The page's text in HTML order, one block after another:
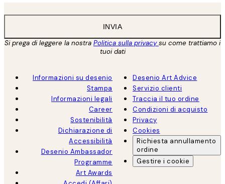
INVIA
Si prega di leggere la nostra Politica sulla privacysu come trattiamo i
tuoi dati
Informazioni su desenio
Stampa
Informazioni legali
Career
Sostenibilità
Dichiarazione di
Accessibilità
Desenio Ambassador
Programme
Art Awards
Desenio Art Advice
Servizio clienti
Traccia il tuo ordine
Condizioni di acquisto
Privacy
Cookies
Richiesta annullamento
ordine
Gestire i cookie